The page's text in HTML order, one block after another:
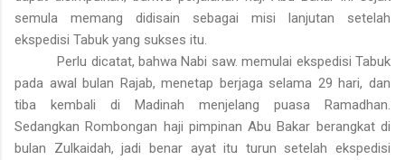
semula memang didisain sebagai misi lanjutan setelah
ekspedisi Tabuk yang sukses itu.
Perlu dicatat, bahwa Nabi saw. memulai ekspedisi Tabuk
pada awal bulan Rajab, menetap berjaga selama 29 hari, dan
tiba kembali di Madinah menjelang puasa Ramadhan.
Sedangkan Rombongan haji pimpinan Abu Bakar berangkat di
bulan Zulkaidah, jadi benar ayat itu turun setelah ekspedisi